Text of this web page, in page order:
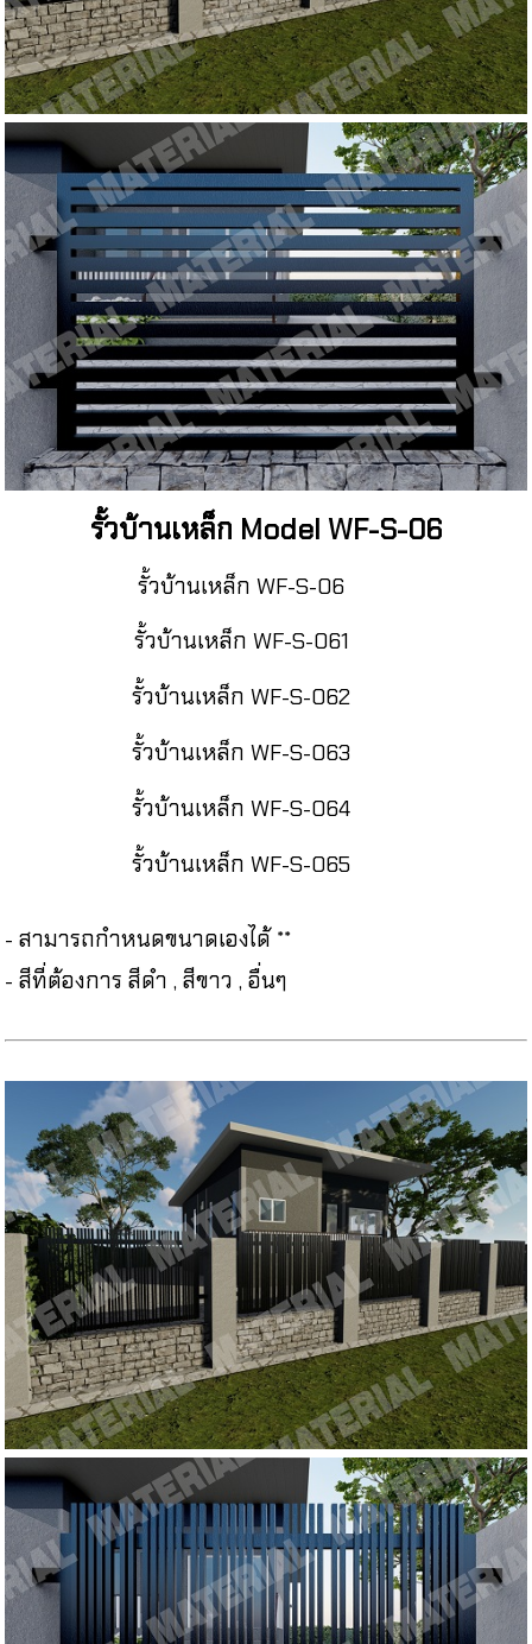
รั้วบ้านเหล็ก Model WF-S-06
รั้วบ้านเหล็ก WF-S-06
รั้วบ้านเหล็ก WF-S-061
รั้วบ้านเหล็ก WF-S-062
รั้วบ้านเหล็ก WF-S-063
รั้วบ้านเหล็ก WF-S-064
รั้วบ้านเหล็ก WF-S-065
- สามารถกำหนดขนาดเองได้ **
- สีที่ต้องการ สีดำ , สีขาว , อื่นๆ